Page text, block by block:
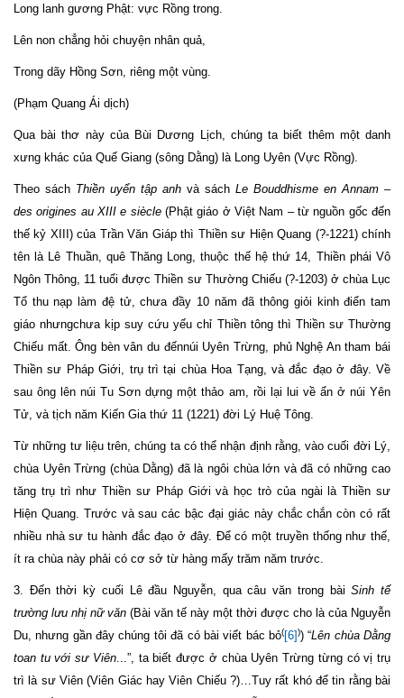
Long lanh gương Phật: vực Rồng trong.
Lên non chẳng hỏi chuyện nhân quả,
Trong dãy Hồng Sơn, riêng một vùng.
(Phạm Quang Ái dịch)
Qua bài thơ này của Bùi Dương Lịch, chúng ta biết thêm một danh
xưng khác của Quế Giang (sông Dằng) là Long Uyên (Vực Rồng).
Theo sách Thiền uyển tập anh và sách Le Bouddhisme en Annam –
des origines au XIII e siècle (Phật giáo ở Việt Nam – từ nguồn gốc đến
thế kỷ XIII) của Trần Văn Giáp thì Thiền sư Hiện Quang (?-1221) chính
tên là Lê Thuần, quê Thăng Long, thuộc thế hệ thứ 14, Thiền phái Vô
Ngôn Thông, 11 tuổi được Thiền sư Thường Chiếu (?-1203) ở chùa Lục
Tổ thu nạp làm đệ tử, chưa đầy 10 năm đã thông giỏi kinh điển tam
giáo nhưngchưa kịp suy cứu yếu chỉ Thiền tông thì Thiền sư Thường
Chiếu mất. Ông bèn vân du đếnnúi Uyên Trừng, phủ Nghệ An tham bái
Thiền sư Pháp Giới, trụ trì tại chùa Hoa Tạng, và đắc đạo ở đây. Về
sau ông lên núi Tu Sơn dựng một thảo am, rồi lại lui về ẩn ở núi Yên
Tử, và tịch năm Kiến Gia thứ 11 (1221) đời Lý Huệ Tông.
Từ những tư liệu trên, chúng ta có thể nhận định rằng, vào cuối đời Lý,
chùa Uyên Trừng (chùa Dằng) đã là ngôi chùa lớn và đã có những cao
tăng trụ trì như Thiền sư Pháp Giới và học trò của ngài là Thiền sư
Hiện Quang. Trước và sau các bậc đại giác này chắc chắn còn có rất
nhiều nhà sư tu hành đắc đạo ở đây. Để có một truyền thống như thế,
ít ra chùa này phải có cơ sở từ hàng mấy trăm năm trước.
3. Đến thời kỳ cuối Lê đầu Nguyễn, qua câu văn trong bàiSinh tế
trường lưu nhị nữ văn (Bài văn tế này một thời được cho là của Nguyễn
Du, nhưng gần đây chúng tôi đã có bài viết bác bỏ([6])) “Lên chùa Dằng
toan tu với sư Viên...”, ta biết được ở chùa Uyên Trừng từng có vị trụ
trì là sư Viên (Viên Giác hay Viên Chiếu ?)…Tuy rất khó để tin rằng bài